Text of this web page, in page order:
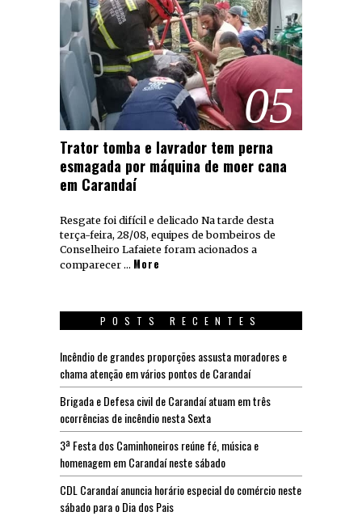
05
Trator tomba e lavrador tem perna
esmagada por máquina de moer cana
em Carandaí
Resgate foi difícil e delicado Na tarde desta
terça-feira, 28/08, equipes de bombeiros de
Conselheiro Lafaiete foram acionados a
comparecer … More
POSTS RECENTES
Incêndio de grandes proporções assusta moradores e
chama atenção em vários pontos de Carandaí
Brigada e Defesa civil de Carandaí atuam em três
ocorrências de incêndio nesta Sexta
3ª Festa dos Caminhoneiros reúne fé, música e
homenagem em Carandaí neste sábado
CDL Carandaí anuncia horário especial do comércio neste
sábado para o Dia dos Pais